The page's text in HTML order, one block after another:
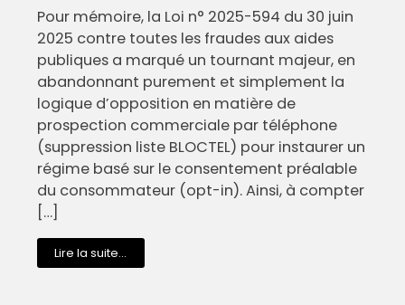
Pour mémoire, la Loi n° 2025-594 du 30 juin
2025 contre toutes les fraudes aux aides
publiques a marqué un tournant majeur, en
abandonnant purement et simplement la
logique d’opposition en matière de
prospection commerciale par téléphone
(suppression liste BLOCTEL) pour instaurer un
régime basé sur le consentement préalable
du consommateur (opt-in). Ainsi, à compter
[…]
Lire la suite...